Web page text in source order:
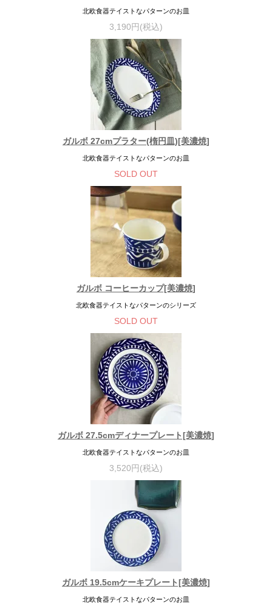
北欧食器テイストなパターンのお皿
3,190円(税込)
ガルボ 27cmプラター(楕円皿)[美濃焼]
北欧食器テイストなパターンのお皿
SOLD OUT
ガルボ コーヒーカップ[美濃焼]
北欧食器テイストなパターンのシリーズ
SOLD OUT
ガルボ 27.5cmディナープレート[美濃焼]
北欧食器テイストなパターンのお皿
3,520円(税込)
ガルボ 19.5cmケーキプレート[美濃焼]
北欧食器テイストなパターンのお皿